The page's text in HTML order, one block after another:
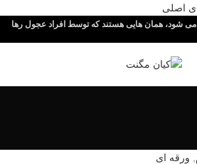
اصلی
شود، همان هایی هستند که توسط افراد عجول رها
ورقه ای